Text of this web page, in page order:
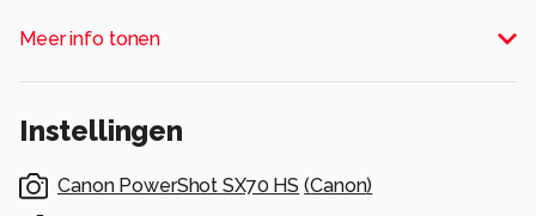
Meer info tonen
Instellingen
Canon PowerShot SX70 HS (Canon)